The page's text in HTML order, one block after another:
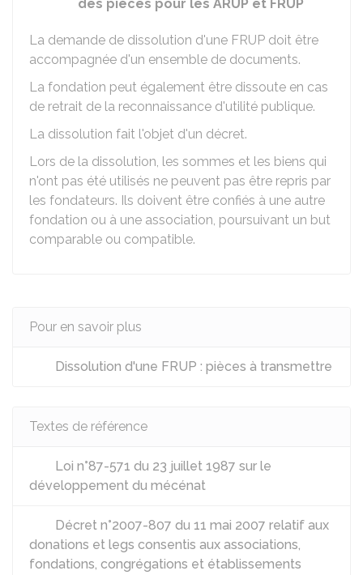
des pièces pour les ARUP et FRUP
La demande de dissolution d'une FRUP doit être
accompagnée d'un ensemble de documents.
La fondation peut également être dissoute en cas
de retrait de la reconnaissance d'utilité publique.
La dissolution fait l'objet d'un décret.
Lors de la dissolution, les sommes et les biens qui
n'ont pas été utilisés ne peuvent pas être repris par
les fondateurs. Ils doivent être confiés à une autre
fondation ou à une association, poursuivant un but
comparable ou compatible.
Pour en savoir plus
Dissolution d'une FRUP : pièces à transmettre
Textes de référence
Loi n°87-571 du 23 juillet 1987 sur le
développement du mécénat
Décret n°2007-807 du 11 mai 2007 relatif aux
donations et legs consentis aux associations,
fondations, congrégations et établissements